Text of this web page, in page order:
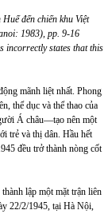
đến chiến khu Việt
: 1983), pp. 9-16
incorrectly states that this
mãnh liệt nhất. Phong
thể dục và thể thao của
Á châu—tạo nên một
trẻ và thị dân. Hầu hết
đều trở thành nòng cốt
lập một mặt trận liên
22/2/1945, tại Hà Nội,